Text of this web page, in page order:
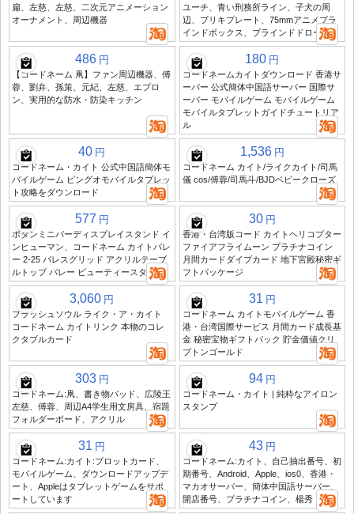
扁、左慈、左慈、二次元アニメーション
オーナメント、周辺機器
ユーチ、青い刑務所ライン、子犬の周
辺、ブリキプレート、75mmアニメブラ
インドボックス、ブラインドドロー
486 円
【コードネーム 凧】ファン周辺機器、傅
蓉、劉弁、孫策、元紀、左慈、エプロ
ン、実用的な防水・防染キッチン
180 円
コードネームカイトダウンロード 香港サ
ーバー 公式簡体中国語サーバー 国際サ
ーバー モバイルゲーム モバイルゲーム
モバイルタブレットガイドチュートリア
ル
40 円
コードネーム・カイト 公式中国語簡体モ
バイルゲーム ピングオモバイルタブレッ
ト攻略をダウンロード
1,536 円
コードネーム カイト/ライクカイト/司馬
儀 cos/傅蓉/司馬斗/BJDベビークローズ
577 円
ボタンミニバーディスプレイスタンド イ
ンヒューマン、コードネーム カイトバレ
ー 2-25 パレスグリッド アクリルテーブ
ルトップ バレー ビューティースタンド
30 円
香港・台湾版コード カイトヘリコプター
ファイアフライムーン プラチナコイン
月間カードダイブカード 地下宮殿秘密ギ
フトパッケージ
3,060 円
フラッシュソウル ライク・ア・カイト
コードネーム カイトリンク 本物のコレ
クタブルカード
31 円
コードネーム カイトモバイルゲーム 香
港・台湾国際サービス 月間カード成長基
金 秘密宝物ギフトパック 貯金価値クリ
プトンゴールド
303 円
コードネーム:凧、書き物パッド、広陵王
左慈、傅蓉、周辺A4学生用文房具、宿題
フォルダーボード、アクリル
94 円
コードネーム・カイト | 純粋なアイロン
スタンプ
31 円
コードネーム:カイト:プロットカード、
モバイルゲーム、ダウンロードアップデ
ート、Appleはタブレットゲームをサポ
ートしています
43 円
コードネーム:カイト、自己抽出番号、初
期番号、Android、Apple、ios0、香港・
マカオサーバー、簡体中国語サーバー、
開店番号、プラチナコイン、楊秀